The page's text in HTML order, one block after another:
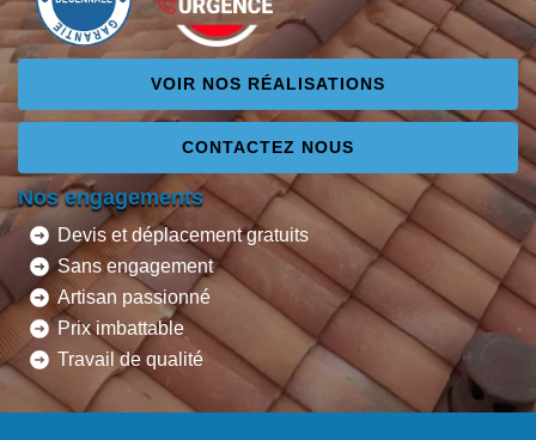
VOIR NOS RÉALISATIONS
CONTACTEZ NOUS
Nos engagements
Devis et déplacement gratuits
Sans engagement
Artisan passionné
Prix imbattable
Travail de qualité